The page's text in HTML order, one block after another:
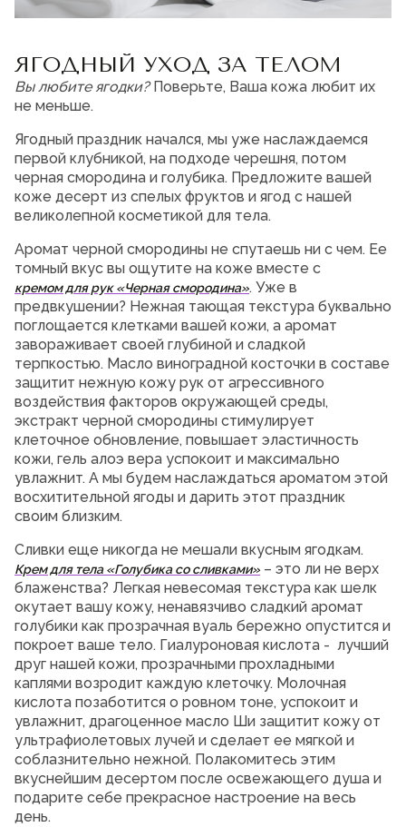
Доставка и оплата
Магазины
Блог
Контакты
О нас
Франшиза
Интернет-магазин:
+7-987-089-69-00
8 (800) 600-94-04
ЯГОДНЫЙ УХОД ЗА ТЕЛОМ
Вы любите ягодки?Поверьте, Ваша кожа любит их
не меньше.
Ягодный праздник начался, мы уже наслаждаемся
первой клубникой, на подходе черешня, потом
черная смородина и голубика. Предложите вашей
коже десерт из спелых фруктов и ягод с нашей
великолепной косметикой для тела.
Аромат черной смородины не спутаешь ни с чем. Ее
томный вкус вы ощутите на коже вместе с
кремом для рук «Черная смородина». Уже в
предвкушении? Нежная тающая текстура буквально
поглощается клетками вашей кожи, а аромат
завораживает своей глубиной и сладкой
терпкостью. Масло виноградной косточки в составе
защитит нежную кожу рук от агрессивного
воздействия факторов окружающей среды,
экстракт черной смородины стимулирует
клеточное обновление, повышает эластичность
кожи, гель алоэ вера успокоит и максимально
увлажнит. А мы будем наслаждаться ароматом этой
восхитительной ягоды и дарить этот праздник
своим близким.
Сливки еще никогда не мешали вкусным ягодкам.
Крем для тела «Голубика со сливками» – это ли не верх
блаженства? Легкая невесомая текстура как шелк
окутает вашу кожу, ненавязчиво сладкий аромат
голубики как прозрачная вуаль бережно опустится и
покроет ваше тело. Гиалуроновая кислота - лучший
друг нашей кожи, прозрачными прохладными
каплями возродит каждую клеточку. Молочная
кислота позаботится о ровном тоне, успокоит и
увлажнит, драгоценное масло Ши защитит кожу от
ультрафиолетовых лучей и сделает ее мягкой и
соблазнительно нежной. Полакомитесь этим
вкуснейшим десертом после освежающего душа и
подарите себе прекрасное настроение на весь
день.